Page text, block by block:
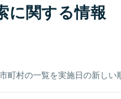
に関する情報
町村の一覧を実施日の新しい